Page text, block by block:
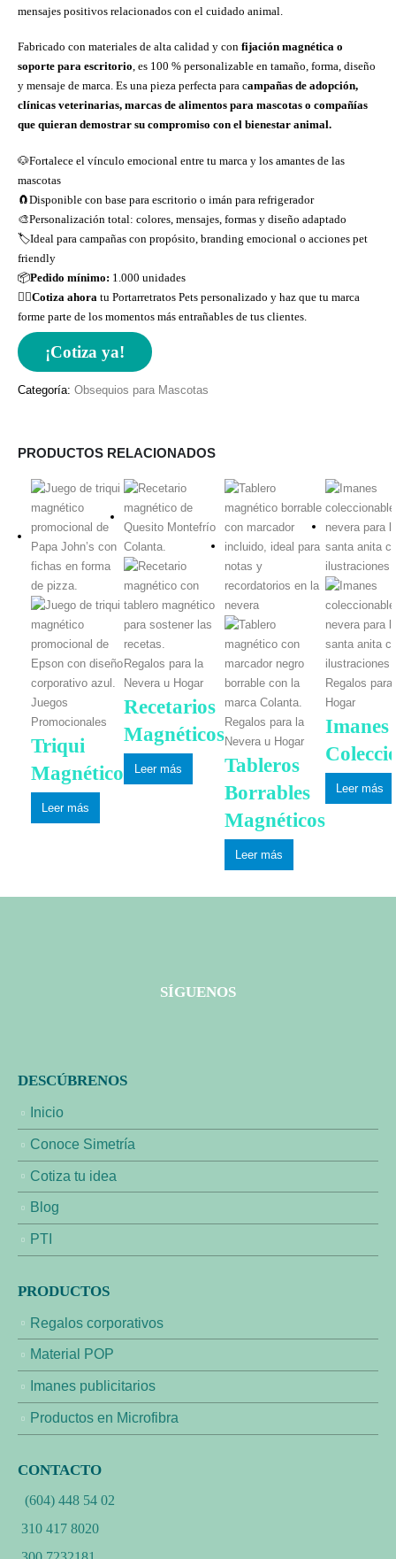
mensajes positivos relacionados con el cuidado animal.
Fabricado con materiales de alta calidad y con fijación magnética o
soporte para escritorio, es 100 % personalizable en tamaño, forma, diseño
y mensaje de marca. Es una pieza perfecta para campañas de adopción,
clínicas veterinarias, marcas de alimentos para mascotas o compañías
que quieran demostrar su compromiso con el bienestar animal.
🐶Fortalece el vínculo emocional entre tu marca y los amantes de las
mascotas
🧲Disponible con base para escritorio o imán para refrigerador
🎨Personalización total: colores, mensajes, formas y diseño adaptado
🏷️Ideal para campañas con propósito, branding emocional o acciones pet
friendly
📦Pedido mínimo: 1.000 unidades
👉🏻Cotiza ahora tu Portarretratos Pets personalizado y haz que tu marca
forme parte de los momentos más entrañables de tus clientes.
¡Cotiza ya!
Categoría: Obsequios para Mascotas
PRODUCTOS RELACIONADOS
Juegos
Promocionales
Triqui
Magnético
Leer más
Regalos para la
Nevera u Hogar
Recetarios
Magnéticos
Leer más
Regalos para la
Nevera u Hogar
Tableros
Borrables
Magnéticos
Leer más
Regalos
Hogar
Imanes
Leer más
SÍGUENOS
DESCÚBRENOS
Inicio
Conoce Simetría
Cotiza tu idea
Blog
PTI
PRODUCTOS
Regalos corporativos
Material POP
Imanes publicitarios
Productos en Microfibra
CONTACTO
(604) 448 54 02
310 417 8020